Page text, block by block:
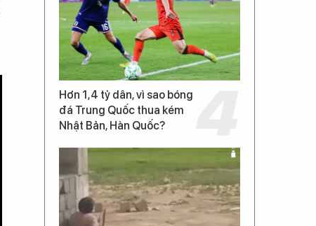
Hơn 1,4 tỷ dân, vì sao bóng
đá Trung Quốc thua kém
Nhật Bản, Hàn Quốc?